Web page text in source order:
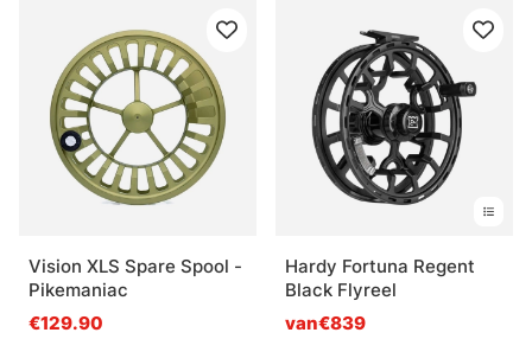
Vision XLS Spare Spool -
Pikemaniac
€129.90
Hardy Fortuna Regent
Black Flyreel
van€839